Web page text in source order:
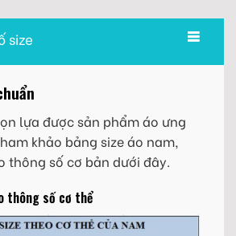
size
lựa được sản phẩm áo ưng
khảo bảng size áo nam,
thông số cơ bản dưới đây.
thông số cơ thể